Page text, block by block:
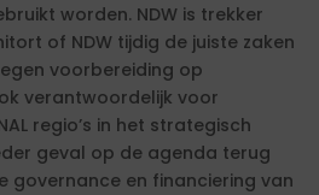
worden. NDW is trekker
of NDW tijdig de juiste zaken
voorbereiding op
verantwoordelijk voor
regio’s in het strategisch
geval op de agenda terug
governance en financiering van